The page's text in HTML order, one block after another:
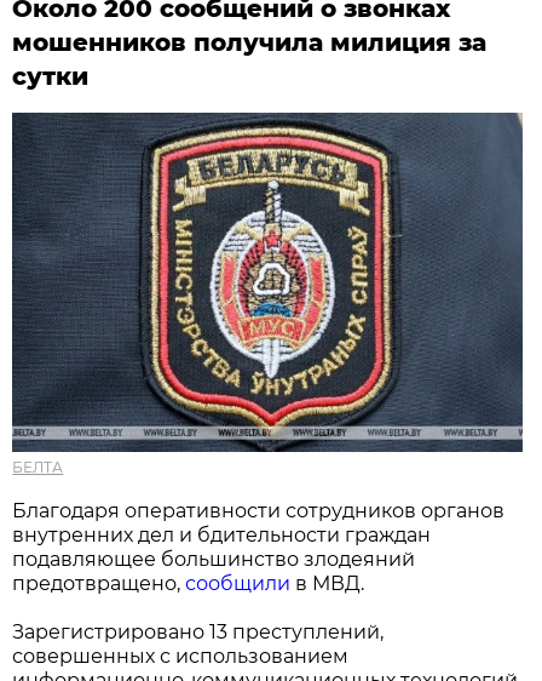
Около 200 сообщений о звонках
мошенников получила милиция за
сутки
БЕЛТА
Благодаря оперативности сотрудников органов
внутренних дел и бдительности граждан
подавляющее большинство злодеяний
предотвращено,сообщили в МВД.
Зарегистрировано 13 преступлений,
совершенных с использованием